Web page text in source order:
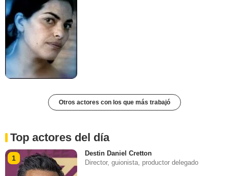
Otros actores con los que más trabajó
Top actores del día
1
Destin Daniel Cretton
Director, guionista, productor delegado